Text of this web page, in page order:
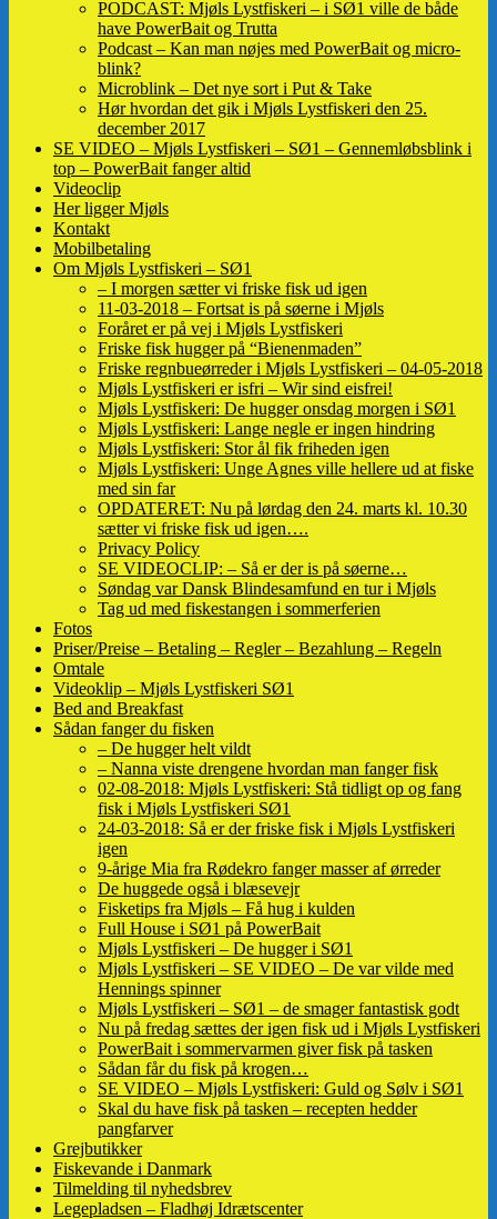
PODCAST: Mjøls Lystfiskeri – i SØ1 ville de både
have PowerBait og Trutta
Podcast – Kan man nøjes med PowerBait og micro-
blink?
Microblink – Det nye sort i Put & Take
Hør hvordan det gik i Mjøls Lystfiskeri den 25.
december 2017
SE VIDEO – Mjøls Lystfiskeri – SØ1 – Gennemløbsblink i
top – PowerBait fanger altid
Videoclip
Her ligger Mjøls
Kontakt
Mobilbetaling
Om Mjøls Lystfiskeri – SØ1
– I morgen sætter vi friske fisk ud igen
11-03-2018 – Fortsat is på søerne i Mjøls
Foråret er på vej i Mjøls Lystfiskeri
Friske fisk hugger på “Bienenmaden”
Friske regnbueørreder i Mjøls Lystfiskeri – 04-05-2018
Mjøls Lystfiskeri er isfri – Wir sind eisfrei!
Mjøls Lystfiskeri: De hugger onsdag morgen i SØ1
Mjøls Lystfiskeri: Lange negle er ingen hindring
Mjøls Lystfiskeri: Stor ål fik friheden igen
Mjøls Lystfiskeri: Unge Agnes ville hellere ud at fiske
med sin far
OPDATERET: Nu på lørdag den 24. marts kl. 10.30
sætter vi friske fisk ud igen….
Privacy Policy
SE VIDEOCLIP: – Så er der is på søerne…
Søndag var Dansk Blindesamfund en tur i Mjøls
Tag ud med fiskestangen i sommerferien
Fotos
Priser/Preise – Betaling – Regler – Bezahlung – Regeln
Omtale
Videoklip – Mjøls Lystfiskeri SØ1
Bed and Breakfast
Sådan fanger du fisken
– De hugger helt vildt
– Nanna viste drengene hvordan man fanger fisk
02-08-2018: Mjøls Lystfiskeri: Stå tidligt op og fang
fisk i Mjøls Lystfiskeri SØ1
24-03-2018: Så er der friske fisk i Mjøls Lystfiskeri
igen
9-årige Mia fra Rødekro fanger masser af ørreder
De huggede også i blæsevejr
Fisketips fra Mjøls – Få hug i kulden
Full House i SØ1 på PowerBait
Mjøls Lystfiskeri – De hugger i SØ1
Mjøls Lystfiskeri – SE VIDEO – De var vilde med
Hennings spinner
Mjøls Lystfiskeri – SØ1 – de smager fantastisk godt
Nu på fredag sættes der igen fisk ud i Mjøls Lystfiskeri
PowerBait i sommervarmen giver fisk på tasken
Sådan får du fisk på krogen…
SE VIDEO – Mjøls Lystfiskeri: Guld og Sølv i SØ1
Skal du have fisk på tasken – recepten hedder
pangfarver
Grejbutikker
Fiskevande i Danmark
Tilmelding til nyhedsbrev
Legepladsen – Fladhøj Idrætscenter